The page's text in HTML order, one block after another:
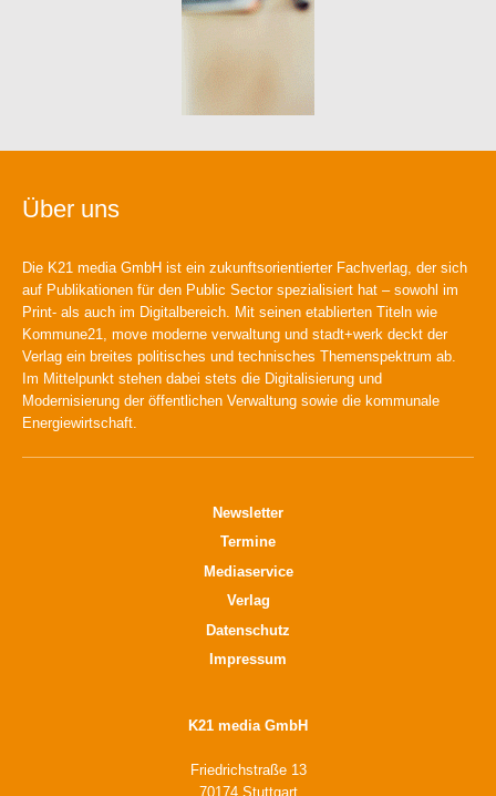
Über uns
Die K21 media GmbH ist ein zukunftsorientierter Fachverlag, der sich
auf Publikationen für den Public Sector spezialisiert hat – sowohl im
Print- als auch im Digitalbereich. Mit seinen etablierten Titeln wie
Kommune21, move moderne verwaltung und stadt+werk deckt der
Verlag ein breites politisches und technisches Themenspektrum ab.
Im Mittelpunkt stehen dabei stets die Digitalisierung und
Modernisierung der öffentlichen Verwaltung sowie die kommunale
Energiewirtschaft.
Newsletter
Termine
Mediaservice
Verlag
Datenschutz
Impressum
K21 media GmbH
Friedrichstraße 13
70174 Stuttgart